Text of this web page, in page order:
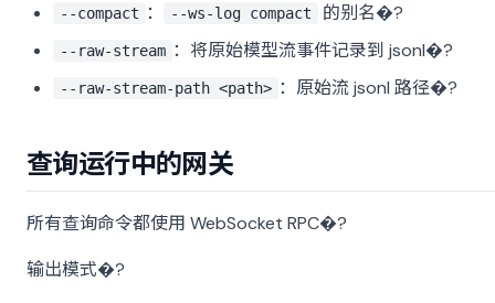
--compact ： --ws-log compact 的别名�?
--raw-stream ：将原始模型流事件记录到 jsonl�?
--raw-stream-path <path> ：原始流 jsonl 路径�?
查询运行中的网关
所有查询命令都使用 WebSocket RPC�?
输出模式�?